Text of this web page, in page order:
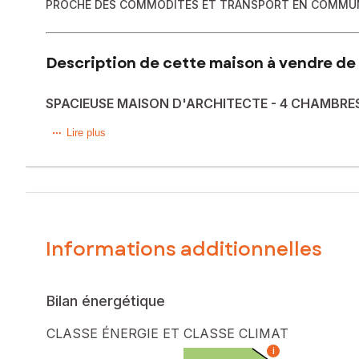
PROCHE DES COMMODITÉS ET TRANSPORT EN
Description de cette maison à vendre de
SPACIEUSE MAISON D'ARCHITECTE - 4
Dans son écrin de verdure et au calme, tout en
La cuisine ouverte, moderne et entièrement équipée,
À l’étage, un palier dessert trois suites, dont une
Vous bénéficierez également d'un garage de 30m² et
Lire plus
Informations additionnelles
Bilan énergétique
CLASSE ÉNERGIE ET CLASSE CLIMAT
i